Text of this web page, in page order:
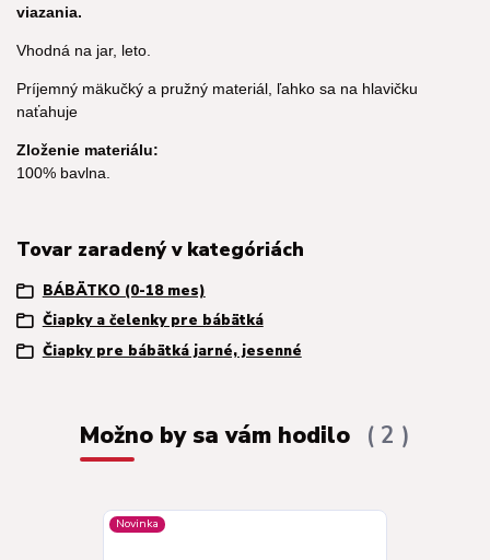
viazania.
Vhodná na jar, leto.
Príjemný mäkučký a pružný materiál, ľahko sa na hlavičku
naťahuje
Zloženie materiálu:
100% bavlna.
Tovar zaradený v kategóriách
BÁBÄTKO (0-18 mes)
Čiapky a čelenky pre bábätká
Čiapky pre bábätká jarné, jesenné
Možno by sa vám hodilo 2
Novinka